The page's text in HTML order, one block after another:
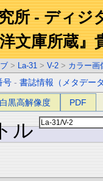
所 - ディジ
文庫所蔵』
> La-31 > V-2 > カラー画
号 -書誌情報（メタデー
白黒高解像度 PDF
ル